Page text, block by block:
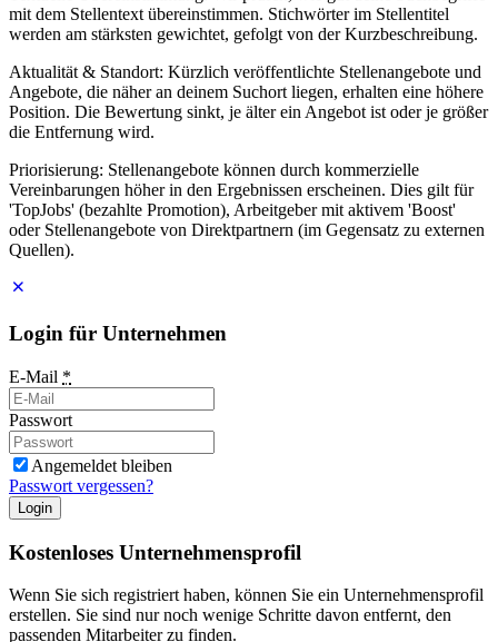
mit dem Stellentext übereinstimmen. Stichwörter im Stellentitel
werden am stärksten gewichtet, gefolgt von der Kurzbeschreibung.
Aktualität & Standort: Kürzlich veröffentlichte Stellenangebote und
Angebote, die näher an deinem Suchort liegen, erhalten eine höhere
Position. Die Bewertung sinkt, je älter ein Angebot ist oder je größer
die Entfernung wird.
Priorisierung: Stellenangebote können durch kommerzielle
Vereinbarungen höher in den Ergebnissen erscheinen. Dies gilt für
'TopJobs' (bezahlte Promotion), Arbeitgeber mit aktivem 'Boost'
oder Stellenangebote von Direktpartnern (im Gegensatz zu externen
Quellen).
Login für Unternehmen
E-Mail *
Passwort
Angemeldet bleiben
Passwort vergessen?
Login
Kostenloses Unternehmensprofil
Wenn Sie sich registriert haben, können Sie ein Unternehmensprofil
erstellen. Sie sind nur noch wenige Schritte davon entfernt, den
passenden Mitarbeiter zu finden.